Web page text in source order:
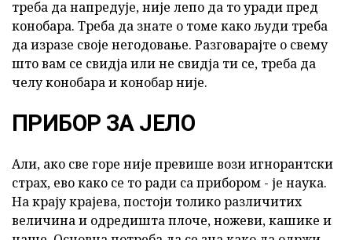
треба да напредује, није лепо да то уради пред
конобара. Треба да знате о томе како људи треба
да изразе своје негодовање. Разговарајте о свему
што вам се свидја или не свидја ти се, треба да
челу конобара и конобар није.
ПРИБОР ЗА ЈЕЛО
Али, ако све горе није превише вози игнорантски
страх, ево како се то ради са прибором - је наука.
На крају крајева, постоји толико различитих
величина и одредишта плоче, ножеви, кашике и